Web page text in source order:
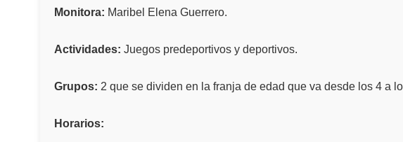
Monitora: Maribel Elena Guerrero.
Actividades: Juegos predeportivos y deportivos.
Grupos: 2 que se dividen en la franja de edad que va desde los 4 a
Horarios: